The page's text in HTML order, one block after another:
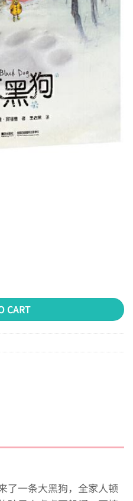
CART
了一条大黑狗，全家人顿